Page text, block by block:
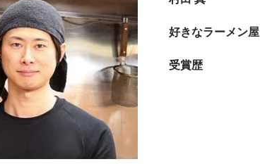
好きなラーメン屋
受賞歴